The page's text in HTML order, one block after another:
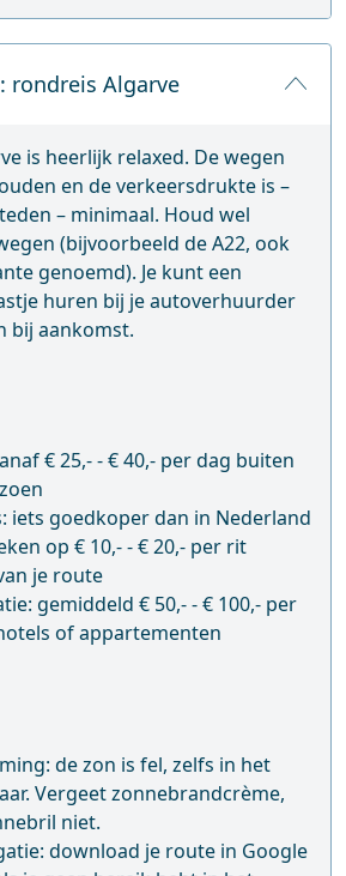
rondreis Algarve
is heerlijk relaxed. De wegen
en de verkeersdrukte is –
– minimaal. Houd wel
(bijvoorbeeld de A22, ook
genoemd). Je kunt een
huren bij je autoverhuurder
bij aankomst.
€ 25,- - € 40,- per dag buiten
iets goedkoper dan in Nederland
op € 10,- - € 20,- per rit
je route
gemiddeld € 50,- - € 100,- per
of appartementen
de zon is fel, zelfs in het
Vergeet zonnebrandcrème,
niet.
download je route in Google